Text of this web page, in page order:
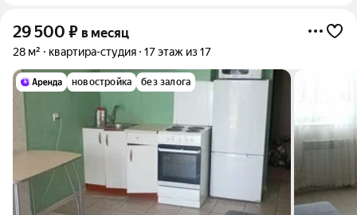
29 500 ₽ в месяц
28 м² квартира-студия 17 этаж из 17
новостройка без залога